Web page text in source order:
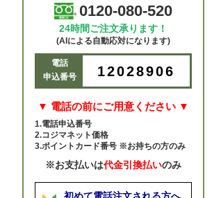
0120-080-520
24時間ご注文承ります！
(AIによる自動応対になります)
電話
申込番号
12028906
▼ 電話の前にご用意ください ▼
1.電話申込番号
2.コジマネット価格
3.ポイントカード番号 ※お持ちの方のみ
※お支払いは代金引換払いのみ